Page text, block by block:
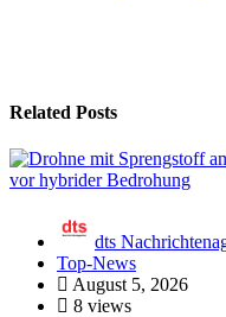
Related Posts
dts
Top-News
August 5, 2026
8 views